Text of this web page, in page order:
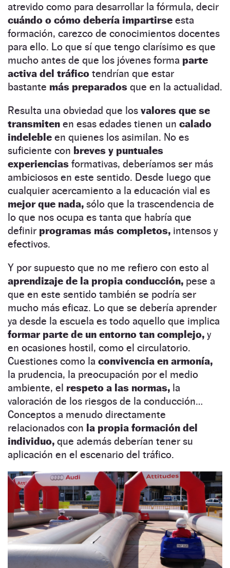
atrevido como para desarrollar la fórmula, decir
cuándo o cómo debería impartirse esta
formación, carezco de conocimientos docentes
para ello. Lo que sí que tengo clarísimo es que
mucho antes de que los jóvenes forma parte
activa del tráfico tendrían que estar
bastante más preparados que en la actualidad.
Resulta una obviedad que los valores que se
transmiten en esas edades tienen un calado
indeleble en quienes los asimilan. No es
suficiente con breves y puntuales
experiencias formativas, deberíamos ser más
ambiciosos en este sentido. Desde luego que
cualquier acercamiento a la educación vial es
mejor que nada, sólo que la trascendencia de
lo que nos ocupa es tanta que habría que
definir programas más completos, intensos y
efectivos.
Y por supuesto que no me refiero con esto al
aprendizaje de la propia conducción, pese a
que en este sentido también se podría ser
mucho más eficaz. Lo que se debería aprender
ya desde la escuela es todo aquello que implica
formar parte de un entorno tan complejo, y
en ocasiones hostil, como el circulatorio.
Cuestiones como la convivencia en armonía,
la prudencia, la preocupación por el medio
ambiente, el respeto a las normas, la
valoración de los riesgos de la conducción…
Conceptos a menudo directamente
relacionados con la propia formación del
individuo, que además deberían tener su
aplicación en el escenario del tráfico.